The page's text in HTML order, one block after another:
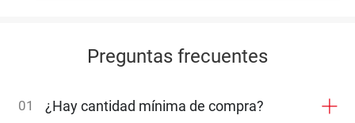
Preguntas frecuentes
01 ¿Hay cantidad mínima de compra?